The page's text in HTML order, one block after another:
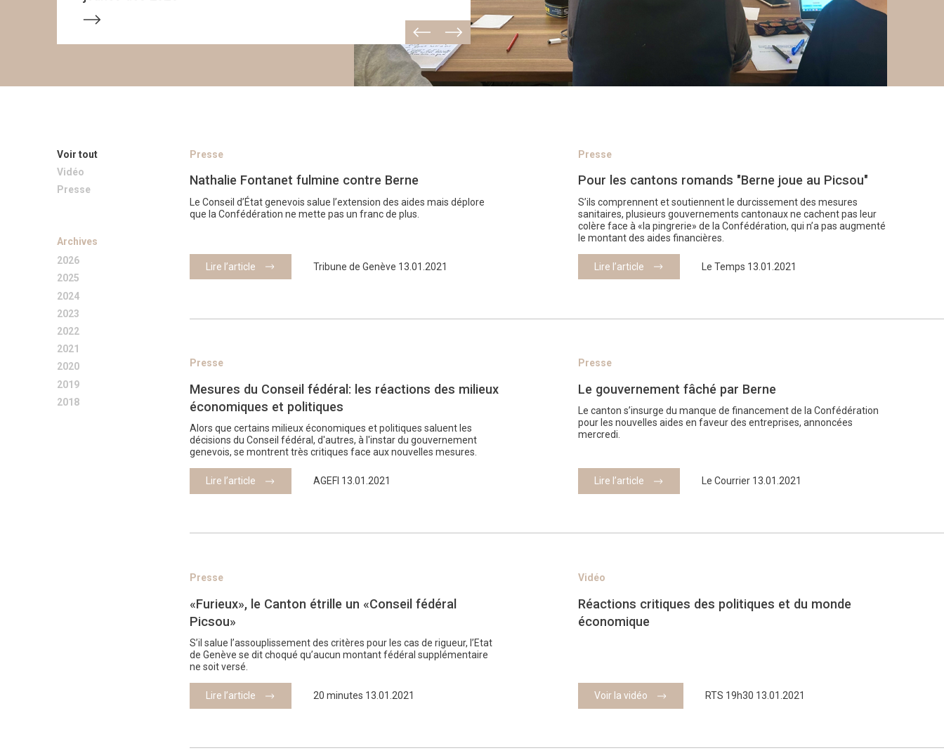
Voir tout
Vidéo
Presse
Archives
2026
2025
2024
2023
2022
2021
2020
2019
2018
Presse
Nathalie Fontanet fulmine contre Berne
Le Conseil d’État genevois salue l’extension des aides mais déplore
que la Confédération ne mette pas un franc de plus.
Lire l’article Tribune de Genève 13.01.2021
Presse
Pour les cantons romands "Berne joue au Picsou"
S’ils comprennent et soutiennent le durcissement des mesures
sanitaires, plusieurs gouvernements cantonaux ne cachent pas leur
colère face à «la pingrerie» de la Confédération, qui n’a pas augmenté
le montant des aides financières.
Lire l’article Le Temps 13.01.2021
Presse
Mesures du Conseil fédéral: les réactions des milieux
économiques et politiques
Alors que certains milieux économiques et politiques saluent les
décisions du Conseil fédéral, d'autres, à l'instar du gouvernement
genevois, se montrent très critiques face aux nouvelles mesures.
Lire l’article AGEFI 13.01.2021
Presse
Le gouvernement fâché par Berne
Le canton s’insurge du manque de financement de la Confédération
pour les nouvelles aides en faveur des entreprises, annoncées
mercredi.
Lire l’article Le Courrier 13.01.2021
Presse
«Furieux», le Canton étrille un «Conseil fédéral
Picsou»
S’il salue l’assouplissement des critères pour les cas de rigueur, l’Etat
de Genève se dit choqué qu’aucun montant fédéral supplémentaire
ne soit versé.
Lire l’article 20 minutes 13.01.2021
Vidéo
Réactions critiques des politiques et du monde
économique
Voir la vidéo RTS 19h30 13.01.2021